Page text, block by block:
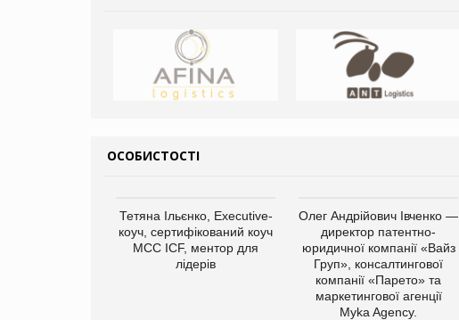
ОСОБИСТОСТІ
Тетяна Ільєнко, Executive-
коуч, сертифікований коуч
МСС ICF, ментор для
лідерів
Олег Андрійович Івченко —
директор патентно-
юридичної компанії «Вайз
Груп», консалтингової
компанії «Парето» та
маркетингової агенції
Myka Agency.